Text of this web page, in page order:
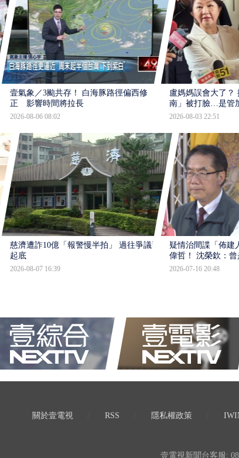
壹氣象／3颱共存！ 白海豚路徑偏西修
正 影響時間將拉長
2026-08-06 08:02
盧媽媽誤會大了？
南」被打臉…是管
2026-08-03 22:51
慈濟遭詐10億「報警慢半拍」 過往爭議遭
起底
2026-08-07 16:39
疑情治間諜「佈建
偉哲！ 沈榮欽：曾
2026-07-16 20:48
關於壹電視 RSS 隱私權政策
壹電視新聞台客服: